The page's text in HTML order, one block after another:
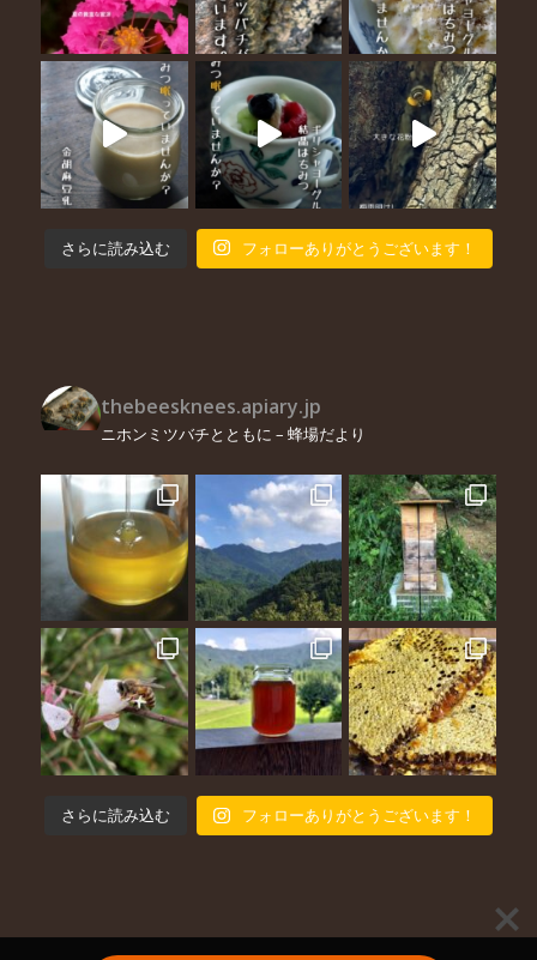
さらに読み込む フォローありがとうございます！
thebeesknees.apiary.jp
ニホンミツバチとともに – 蜂場だより
さらに読み込む フォローありがとうございます！